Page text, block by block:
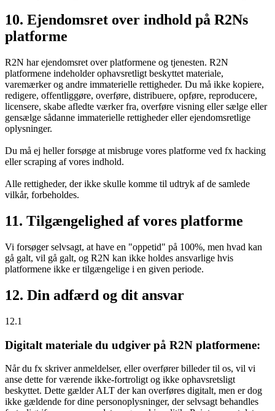
10. Ejendomsret over indhold på R2Ns
platforme
R2N har ejendomsret over platformene og tjenesten. R2N
platformene indeholder ophavsretligt beskyttet materiale,
varemærker og andre immaterielle rettigheder. Du må ikke kopiere,
redigere, offentliggøre, overføre, distribuere, opføre, reproducere,
licensere, skabe afledte værker fra, overføre visning eller sælge eller
gensælge sådanne immaterielle rettigheder eller ejendomsretlige
oplysninger.
Du må ej heller forsøge at misbruge vores platforme ved fx hacking
eller scraping af vores indhold.
Alle rettigheder, der ikke skulle komme til udtryk af de samlede
vilkår, forbeholdes.
11. Tilgængelighed af vores platforme
Vi forsøger selvsagt, at have en "oppetid" på 100%, men hvad kan
gå galt, vil gå galt, og R2N kan ikke holdes ansvarlige hvis
platformene ikke er tilgængelige i en given periode.
12. Din adfærd og dit ansvar
12.1
Digitalt materiale du udgiver på R2N platformene:
Når du fx skriver anmeldelser, eller overfører billeder til os, vil vi
anse dette for værende ikke-fortroligt og ikke ophavsretsligt
beskyttet. Dette gælder ALT der kan overføres digitalt, men er dog
ikke gældende for dine personoplysninger, der selvsagt behandles